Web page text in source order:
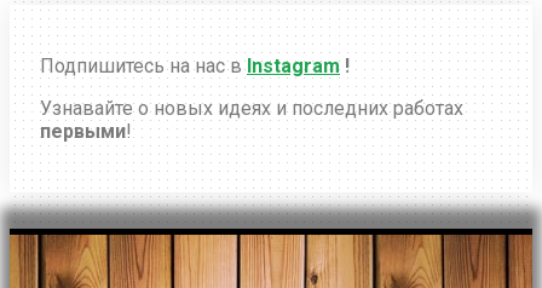
Подпишитесь на нас вInstagram !
Узнавайте о новых идеях и последних работах
первыми!